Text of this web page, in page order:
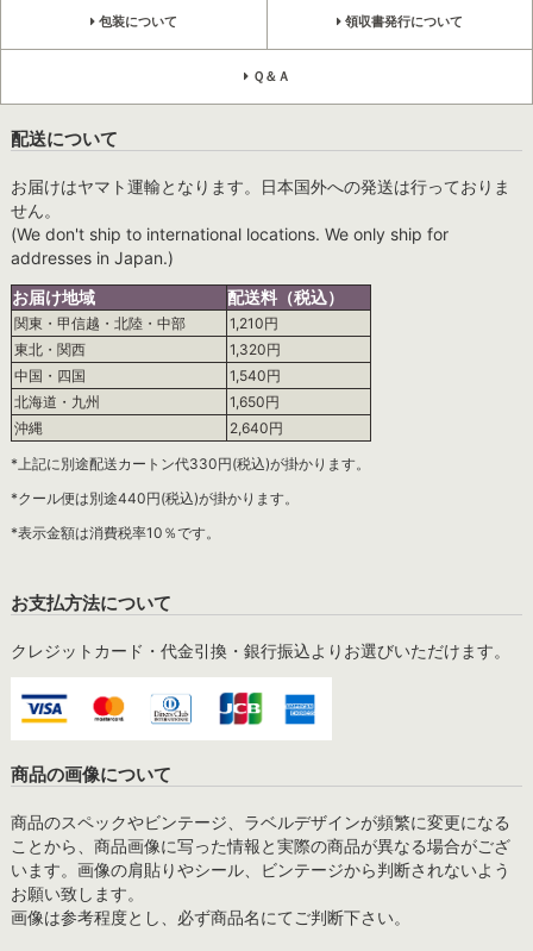
包装について 領収書発行について
Ｑ＆Ａ
配送について
お届けはヤマト運輸となります。日本国外への発送は行っておりま
せん。
(We don't ship to international locations. We only ship for
addresses in Japan.)
お届け地域
配送料（税込）
関東・甲信越・北陸・中部
1,210円
東北・関西
1,320円
中国・四国
1,540円
北海道・九州
1,650円
沖縄
2,640円
*上記に別途配送カートン代330円(税込)が掛かります。
*クール便は別途440円(税込)が掛かります。
*表示金額は消費税率10％です。
お支払方法について
クレジットカード・代金引換・銀行振込よりお選びいただけます。
商品の画像について
商品のスペックやビンテージ、ラベルデザインが頻繁に変更になる
ことから、商品画像に写った情報と実際の商品が異なる場合がござ
います。画像の肩貼りやシール、ビンテージから判断されないよう
お願い致します。
画像は参考程度とし、必ず商品名にてご判断下さい。